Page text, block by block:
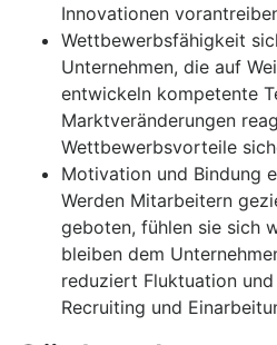
Innovationen
Wettbewerbsfähigkeit
Unternehmen, die auf
entwickeln kompetente
Marktveränderungen
Wettbewerbsvorteile
Motivation und Bindung
Werden Mitarbeitern
geboten, fühlen sie sich
bleiben dem
reduziert Fluktuation
Recruiting und